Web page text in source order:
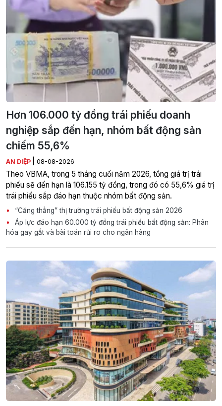
Hơn 106.000 tỷ đồng trái phiếu doanh
nghiệp sắp đến hạn, nhóm bất động sản
chiếm 55,6%
AN DIỆP 08-08-2026
Theo VBMA, trong 5 tháng cuối năm 2026, tổng giá trị trái
phiếu sẽ đến hạn là 106.155 tỷ đồng, trong đó có 55,6% giá trị
trái phiếu sắp đáo hạn thuộc nhóm bất động sản.
“Căng thẳng” thị trường trái phiếu bất động sản 2026
Áp lực đáo hạn 60.000 tỷ đồng trái phiếu bất động sản: Phân
hóa gay gắt và bài toán rủi ro cho ngân hàng